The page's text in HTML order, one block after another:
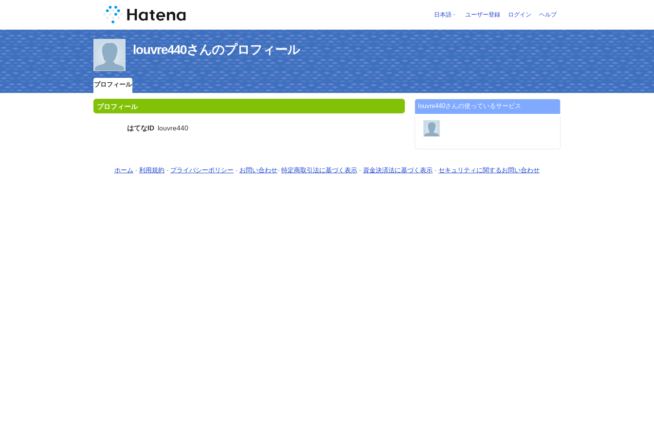
日本語 ユーザー登録 ログイン ヘルプ
louvre440さんのプロフィール
プロフィール
プロフィール
はてなID louvre440
louvre440さんの使っているサービス
ホーム - 利用規約 - プライバシーポリシー - お問い合わせ- 特定商取引法に基づく表示 - 資金決済法に基づく表示 - セキュリティに関するお問い合わせ